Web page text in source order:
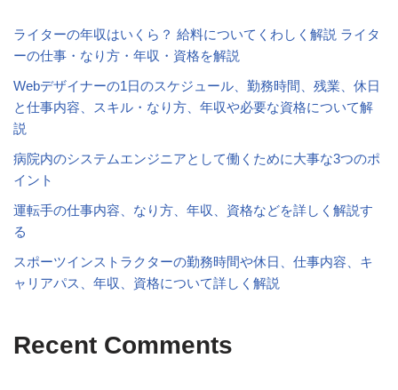
ライターの年収はいくら？ 給料についてくわしく解説 ライタ
ーの仕事・なり方・年収・資格を解説
Webデザイナーの1日のスケジュール、勤務時間、残業、休日
と仕事内容、スキル・なり方、年収や必要な資格について解
説
病院内のシステムエンジニアとして働くために大事な3つのポ
イント
運転手の仕事内容、なり方、年収、資格などを詳しく解説す
る
スポーツインストラクターの勤務時間や休日、仕事内容、キ
ャリアパス、年収、資格について詳しく解説
Recent Comments